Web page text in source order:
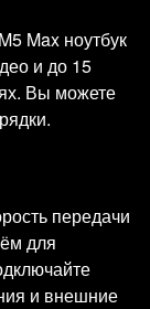
Max ноутбук
и до 15
Вы можете
передачи
для
и внешние